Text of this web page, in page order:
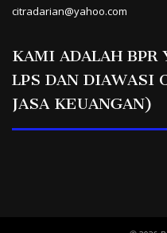
citradarian@yahoo.com
KAMI ADALAH BPR
LPS DAN DIAWASI
JASA KEUANGAN)